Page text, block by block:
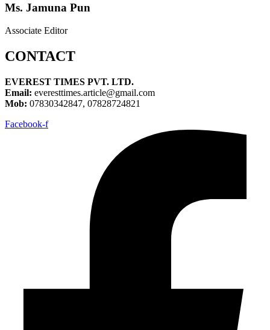
Ms. Jamuna Pun
Associate Editor
CONTACT
EVEREST TIMES PVT. LTD.
Email: everesttimes.article@gmail.com
Mob: 07830342847, 07828724821
Facebook-f